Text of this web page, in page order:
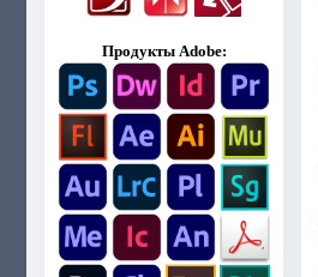
Продукты Adobe: